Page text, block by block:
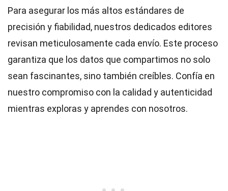
Para asegurar los más altos estándares de
precisión y fiabilidad, nuestros dedicados editores
revisan meticulosamente cada envío. Este proceso
garantiza que los datos que compartimos no solo
sean fascinantes, sino también creíbles. Confía en
nuestro compromiso con la calidad y autenticidad
mientras exploras y aprendes con nosotros.